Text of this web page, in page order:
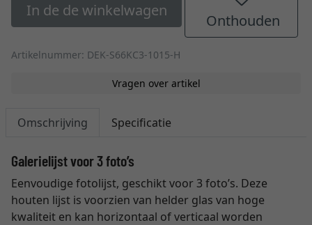
In de de winkelwagen
Onthouden
Artikelnummer: DEK-S66KC3-1015-H
Vragen over artikel
Omschrijving Specificatie
Galerielijst voor 3 foto’s
Eenvoudige fotolijst, geschikt voor 3 foto’s. Deze
houten lijst is voorzien van helder glas van hoge
kwaliteit en kan horizontaal of verticaal worden